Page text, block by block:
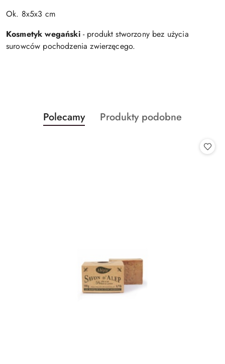
Ok. 8x5x3 cm
Kosmetyk wegański- produkt stworzony bez użycia
surowców pochodzenia zwierzęcego.
Pomiń karuzelę produktów
Produkty
o
Polecamy
Produkty
Produkty podobne